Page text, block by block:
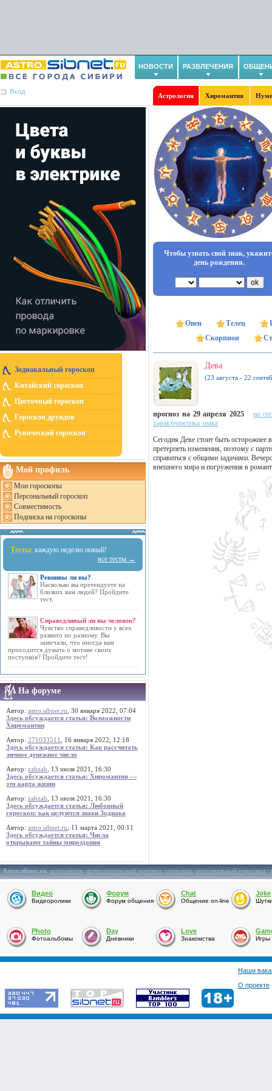
НОВОСТИ РАЗВЛЕЧЕНИЯ
Вход
Астрология Хиромантия
Зодиакальный гороскоп
Китайский гороскоп
Цветочный гороскоп
Гороскоп друидов
Рунический гороскоп
Мой профиль
Мои гороскопы
Персональный гороскоп
Совместимость
Подписка на гороскопы
Тесты: каждую неделю новый!
все тесты →
Ревнивы ли вы?
Насколько вы претендуете на
близких вам людей? Пройдите
тест.
Справедливый ли вы человек?
Чувство справедливости у всех
развито по разному. Вы
замечали, что иногда вам
приходится думать о мотиве своих
поступков? Пройдите тест!
На форуме
Автор: astro.sibnet.ru , 30 января 2022, 07:04
Здесь обсуждается статья: Возможности
Хиромантии
Автор: 271033511
, 16 января 2022, 12:18
Здесь обсуждается статья: Как рассчитать
личное денежное число
Автор: zabzab , 13 июля 2021, 16:30
Здесь обсуждается статья: Хиромантия —
это карта жизни
Автор: zabzab , 13 июля 2021, 16:30
Здесь обсуждается статья: Любовный
гороскоп: как целуются знаки Зодиака
Автор: astro.sibnet.ru , 11 марта 2021, 00:11
Здесь обсуждается статья: Числа
открывают тайны мироздания
Чтобы узнать свой знак,
день рождения.
Овен Телец
Скорпион
Дева
(23 августа - 22
прогноз на 29 апреля 2025
на
характеристика знака
Сегодня Деве стоит быть
претерпеть изменения, поэтому с
справиться с общими задачами.
внешнего мира и погружения в
Astro.sibnet.ru:астрология,астрологический прогноз,гороскоп,персональный гороскоп,
Видео
Видеоролики
Форум
Форум общения
Chat
Общение on-line
Joke
Photo
Фотоальбомы
Day
Дневники
Love
Знакомства Игры
Наши
О проекте